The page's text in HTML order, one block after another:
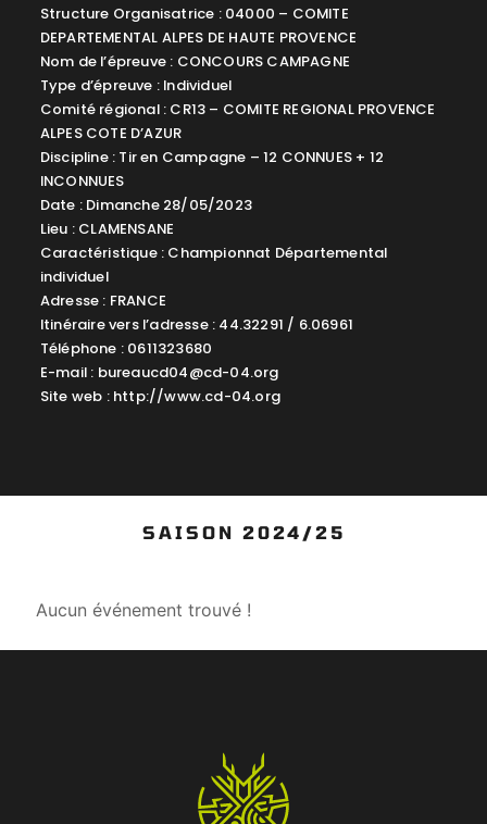
Structure Organisatrice : 04000 – COMITE
DEPARTEMENTAL ALPES DE HAUTE PROVENCE
Nom de l’épreuve : CONCOURS CAMPAGNE
Type d’épreuve : Individuel
Comité régional : CR13 – COMITE REGIONAL PROVENCE
ALPES COTE D’AZUR
Discipline : Tir en Campagne – 12 CONNUES + 12
INCONNUES
Date : Dimanche 28/05/2023
Lieu : CLAMENSANE
Caractéristique : Championnat Départemental
individuel
Adresse : FRANCE
Itinéraire vers l’adresse : 44.32291 / 6.06961
Téléphone : 0611323680
E-mail : bureaucd04@cd-04.org
Site web : http://www.cd-04.org
SAISON 2024/25
Aucun événement trouvé !